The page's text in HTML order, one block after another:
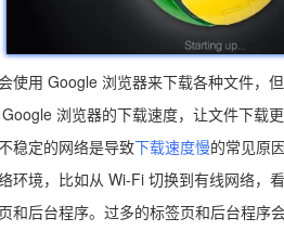
使用 Google 浏览器来下载各种文件，
浏览器的下载速度，让文件下载更
稳定的网络是导致下载速度慢的常见原
环境，比如从 Wi-Fi 切换到有线网络，
和后台程序。过多的标签页和后台程序